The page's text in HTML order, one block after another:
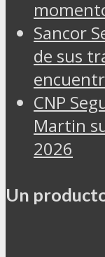
Sancor
de sus
CNP
Martin
2026
Un